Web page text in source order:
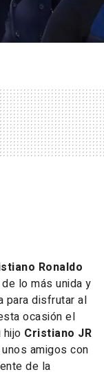
Ronaldo
lo más unida y
para disfrutar al
ocasión el
Cristiano JR
amigos con
de la